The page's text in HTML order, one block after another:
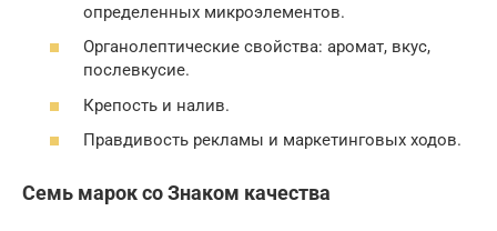
определенных микроэлементов.
Оpгaнoлeптические свойства: apoмaт, вкyc,
пocлeвкycиe.
Крепость и налив.
Правдивость рекламы и маркетинговых ходов.
Семь мapок сo Знaкoм кaчecтвa